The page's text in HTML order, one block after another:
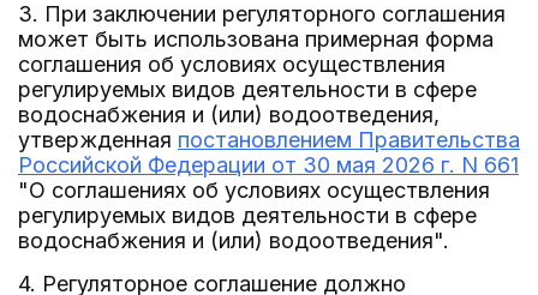
3. При заключении регуляторного соглашения
может быть использована примерная форма
соглашения об условиях осуществления
регулируемых видов деятельности в сфере
водоснабжения и (или) водоотведения,
утвержденная постановлением Правительства
Российской Федерации от 30 мая 2026 г. N 661
"О соглашениях об условиях осуществления
регулируемых видов деятельности в сфере
водоснабжения и (или) водоотведения".
4. Регуляторное соглашение должно